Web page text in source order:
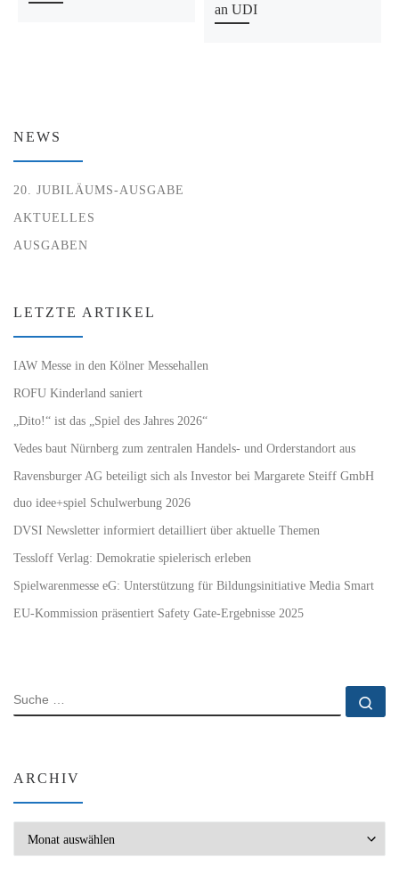
an UDI
NEWS
20. JUBILÄUMS-AUSGABE
AKTUELLES
AUSGABEN
LETZTE ARTIKEL
IAW Messe in den Kölner Messehallen
ROFU Kinderland saniert
„Dito!“ ist das „Spiel des Jahres 2026“
Vedes baut Nürnberg zum zentralen Handels- und Orderstandort aus
Ravensburger AG beteiligt sich als Investor bei Margarete Steiff GmbH
duo idee+spiel Schulwerbung 2026
DVSI Newsletter informiert detailliert über aktuelle Themen
Tessloff Verlag: Demokratie spielerisch erleben
Spielwarenmesse eG: Unterstützung für Bildungsinitiative Media Smart
EU-Kommission präsentiert Safety Gate-Ergebnisse 2025
SUCHE
ARCHIV